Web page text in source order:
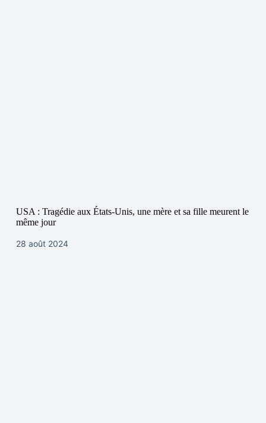
USA : Tragédie aux États-Unis, une mère et sa fille meurent le
même jour
28 août 2024